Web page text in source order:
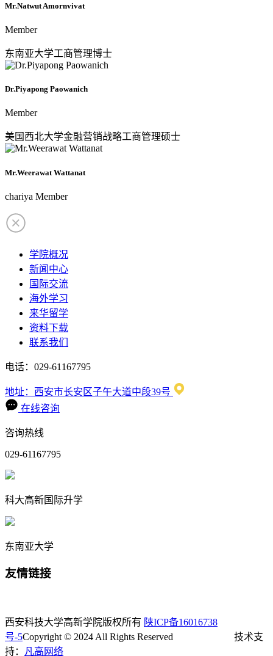
Mr.Natwut Amornvivat
Member
东南亚大学工商管理博士
Dr.Piyapong Paowanich
Member
美国西北大学金融营销战略工商管理硕士
Mr.Weerawat Wattanat
chariya Member
学院概况
新闻中心
国际交流
海外学习
来华留学
资料下载
联系我们
电话：029-61167795
地址：西安市长安区子午大道中段39号
在线咨询
咨询热线
029-61167795
科大高新国际升学
东南亚大学
友情链接
西安科技大学高新学院版权所有 陕ICP备16016738
号-5Copyright © 2024 All Rights Reserved 技术支
持：
凡高网络